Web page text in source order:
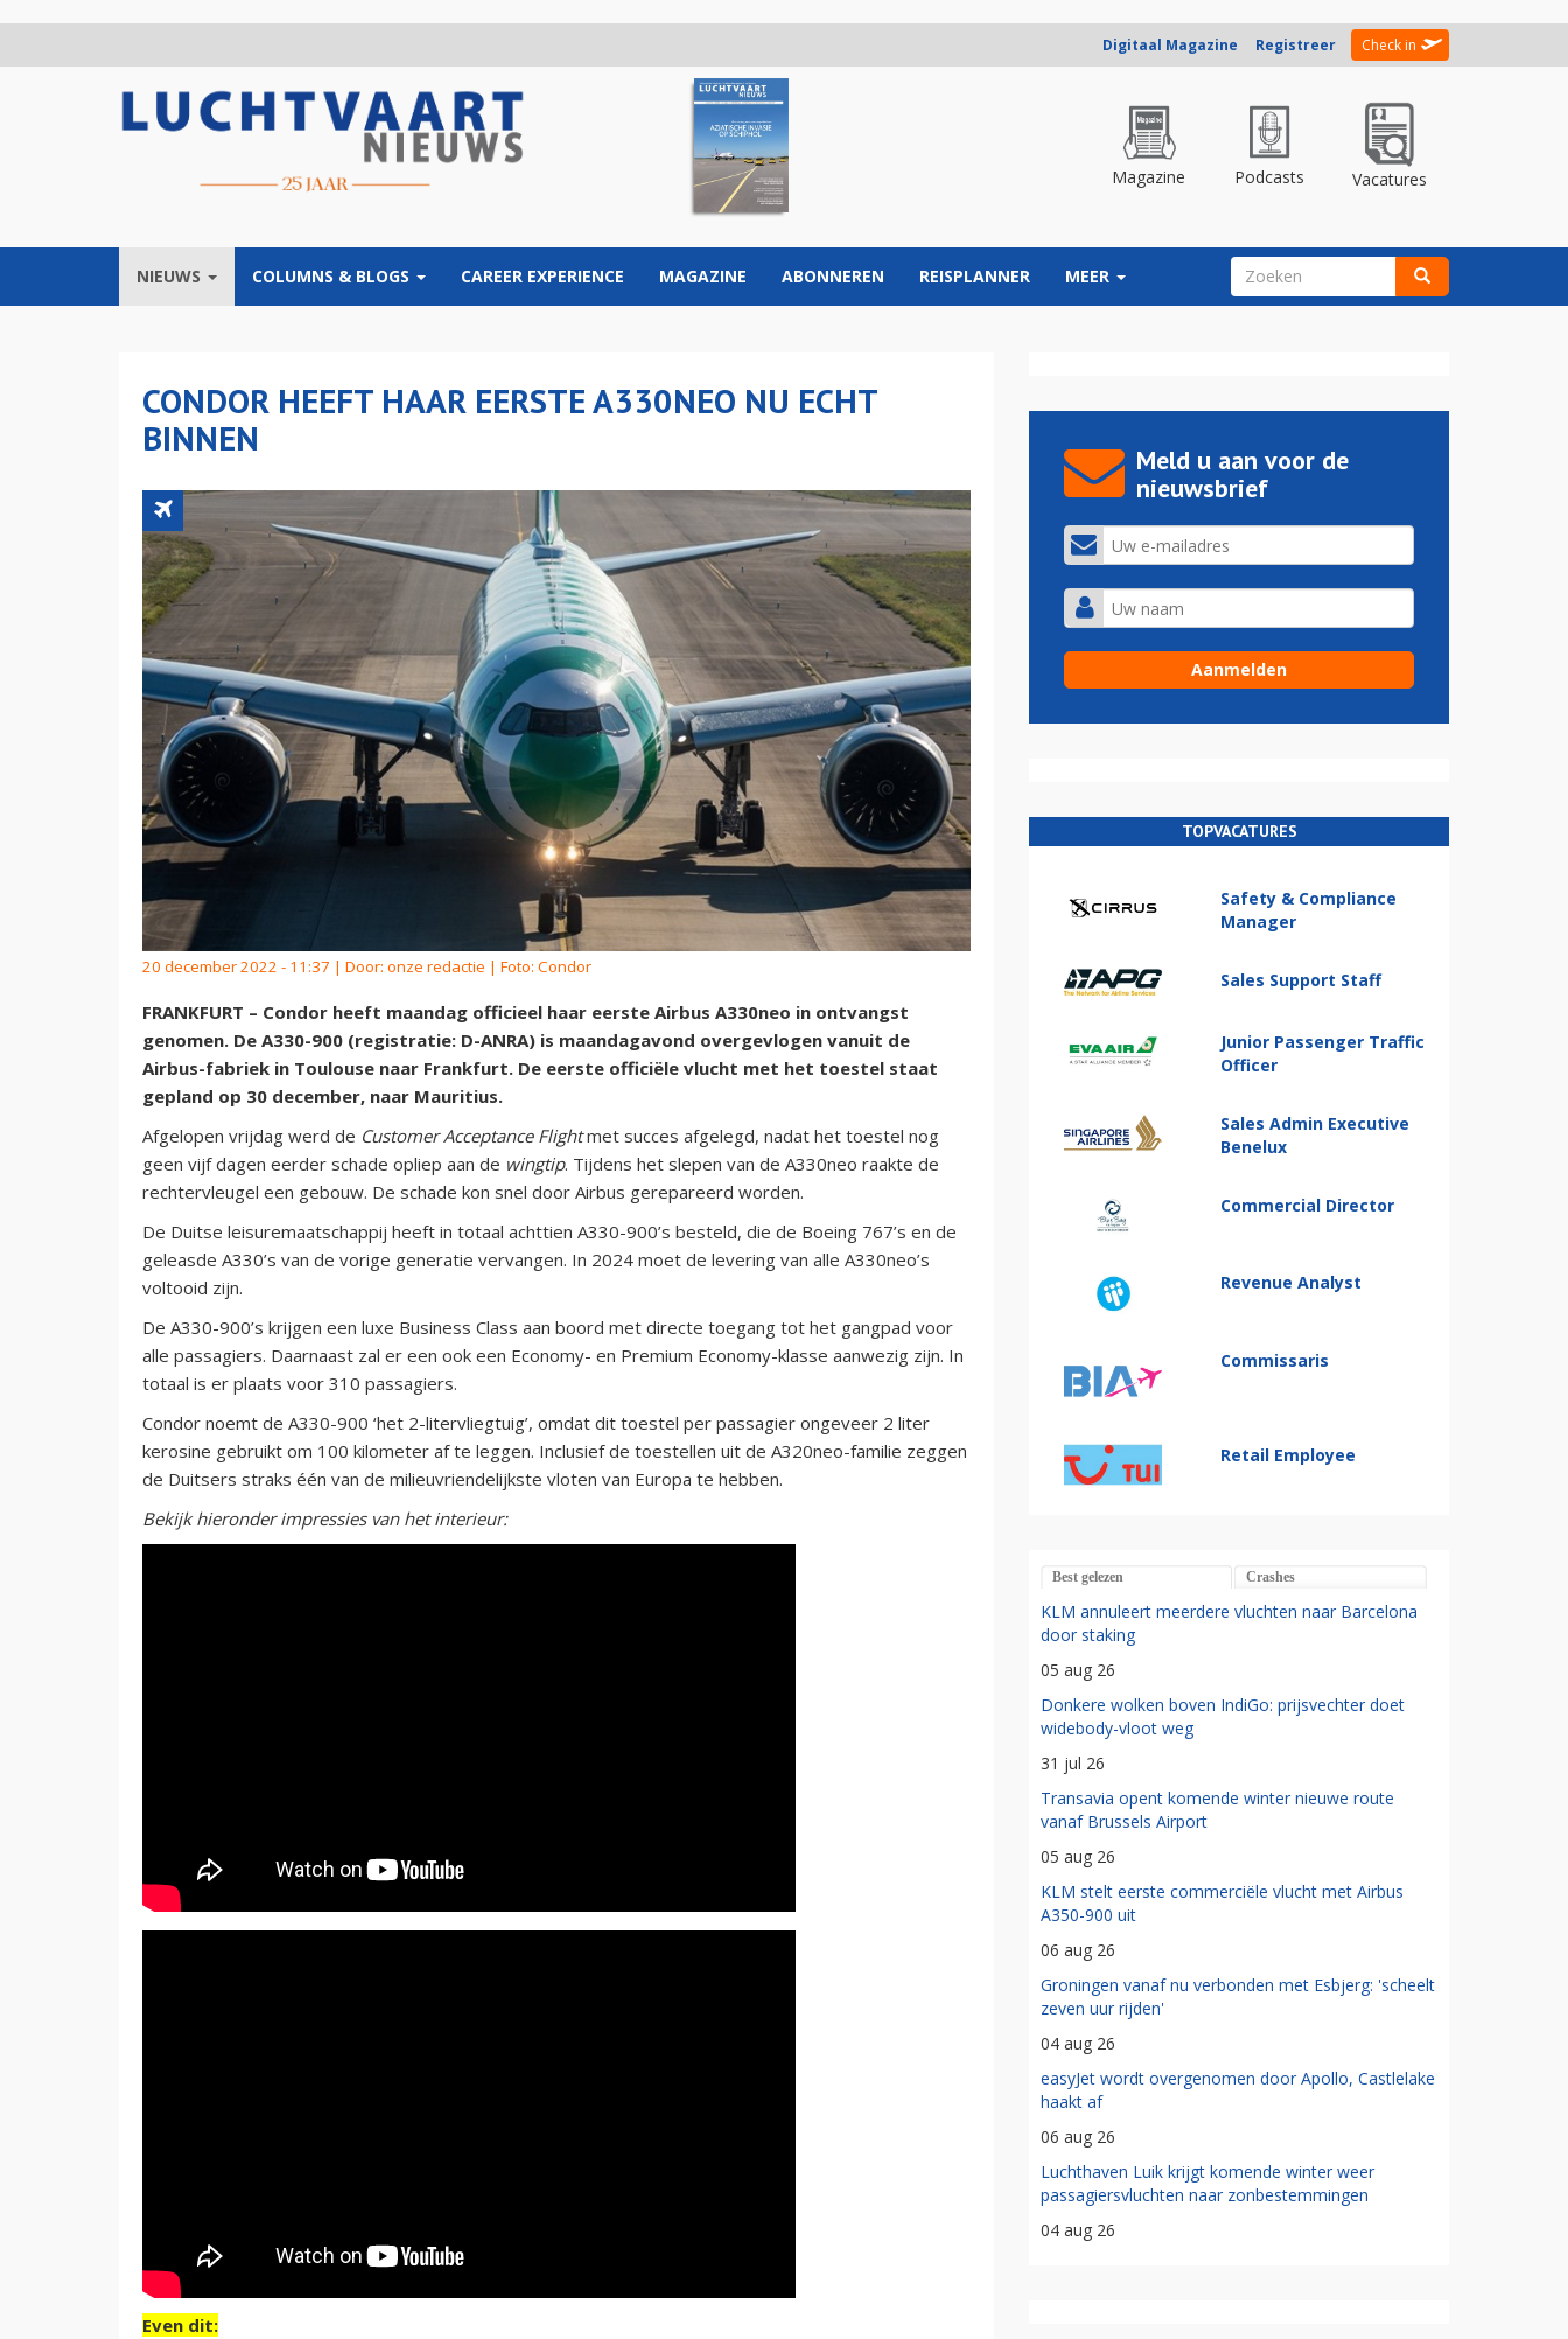
Digitaal Magazine Registreer Check in
Magazine Podcasts Vacatures
NIEUWS COLUMNS & BLOGS CAREER EXPERIENCE MAGAZINE ABONNEREN REISPLANNER MEER ZOEKVELD
CONDOR HEEFT HAAR EERSTE A330NEO NU ECHT
BINNEN
20 december 2022 - 11:37 | Door: onze redactie | Foto: Condor
FRANKFURT – Condor heeft maandag officieel haar eerste Airbus A330neo in ontvangst
genomen. De A330-900 (registratie: D-ANRA) is maandagavond overgevlogen vanuit de
Airbus-fabriek in Toulouse naar Frankfurt. De eerste officiële vlucht met het toestel staat
gepland op 30 december, naar Mauritius.
Afgelopen vrijdag werd de Customer Acceptance Flightmet succes afgelegd, nadat het toestel nog
geen vijf dagen eerder schade opliep aan de wingtip. Tijdens het slepen van de A330neo raakte de
rechtervleugel een gebouw. De schade kon snel door Airbus gerepareerd worden.
De Duitse leisuremaatschappij heeft in totaal achttien A330-900’s besteld, die de Boeing 767’s en de
geleasde A330’s van de vorige generatie vervangen. In 2024 moet de levering van alle A330neo’s
voltooid zijn.
De A330-900’s krijgen een luxe Business Class aan boord met directe toegang tot het gangpad voor
alle passagiers. Daarnaast zal er een ook een Economy- en Premium Economy-klasse aanwezig zijn. In
totaal is er plaats voor 310 passagiers.
Condor noemt de A330-900 ‘het 2-litervliegtuig’, omdat dit toestel per passagier ongeveer 2 liter
kerosine gebruikt om 100 kilometer af te leggen. Inclusief de toestellen uit de A320neo-familie zeggen
de Duitsers straks één van de milieuvriendelijkste vloten van Europa te hebben.
Bekijk hieronder impressies van het interieur:
Even dit:
Meld u aan voor de
nieuwsbrief
TOPVACATURES
Safety & Compliance
Manager
Sales Support Staff
Junior Passenger Traffic
Officer
Sales Admin Executive
Benelux
Commercial Director
Revenue Analyst
Commissaris
Retail Employee
Best gelezen Crashes
KLM annuleert meerdere vluchten naar Barcelona
door staking
05 aug 26
Donkere wolken boven IndiGo: prijsvechter doet
widebody-vloot weg
31 jul 26
Transavia opent komende winter nieuwe route
vanaf Brussels Airport
05 aug 26
KLM stelt eerste commerciële vlucht met Airbus
A350-900 uit
06 aug 26
Groningen vanaf nu verbonden met Esbjerg: 'scheelt
zeven uur rijden'
04 aug 26
easyJet wordt overgenomen door Apollo, Castlelake
haakt af
06 aug 26
Luchthaven Luik krijgt komende winter weer
passagiersvluchten naar zonbestemmingen
04 aug 26